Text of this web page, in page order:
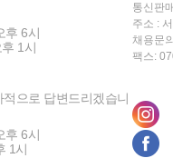
후 6시
1시
으로 답변드리겠습니
후 6시
1시
통신판
주소 :
채용문
팩스: